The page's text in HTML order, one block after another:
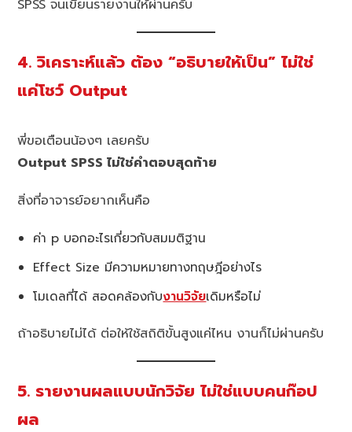
SPSS จนเขียนรายงานให้ผ่านครับ
4. วิเคราะห์แล้ว ต้อง “อธิบายให้เป็น” ไม่ใช่
แค่โชว์ Output
พี่ขอเตือนน้องๆ เลยครับ
Output SPSS ไม่ใช่คำตอบสุดท้าย
สิ่งที่อาจารย์อยากเห็นคือ
ค่า p บอกอะไรเกี่ยวกับสมมติฐาน
Effect Size มีความหมายทางทฤษฎีอย่างไร
โมเดลที่ได้ สอดคล้องกับงานวิจัยเดิมหรือไม่
ถ้าอธิบายไม่ได้ ต่อให้ใช้สถิติขั้นสูงแค่ไหน งานก็ไม่ผ่านครับ
5. รายงานผลแบบนักวิจัย ไม่ใช่แบบคนก๊อป
ผล